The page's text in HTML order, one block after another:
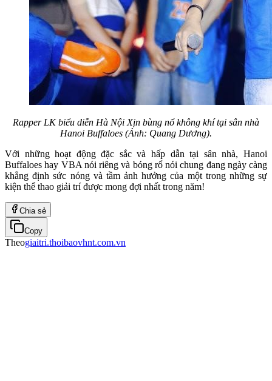
Rapper LK biểu diễn Hà Nội Xịn bùng nổ không khí tại sân nhà
Hanoi Buffaloes (Ảnh: Quang Dương).
Với những hoạt động đặc sắc và hấp dẫn tại sân nhà, Hanoi
Buffaloes hay VBA nói riêng và bóng rổ nói chung đang ngày càng
khẳng định sức nóng và tầm ảnh hưởng của một trong những sự
kiện thể thao giải trí được mong đợi nhất trong năm!
Chia sẻ
Copy
Theogiaitri.thoibaovhnt.com.vn